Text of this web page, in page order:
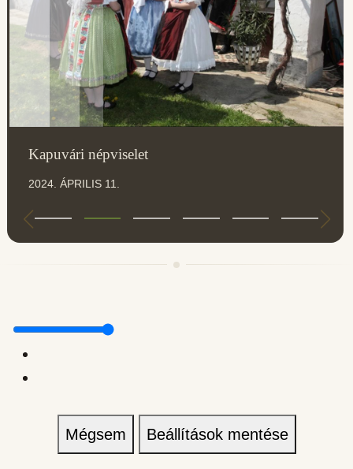
Kapuvári népviselet
2024. ÁPRILIS 11.
Mégsem Beállítások mentése